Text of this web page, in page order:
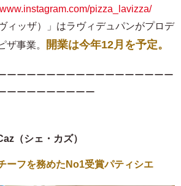
pizza_lavizza/
ィッザ）」はラヴィデュパンがプロデ
ザ事業。
開業は今年12月を予定。
ーーーーーーーーーーーーーーーーー
ーーーーーーーーー
（シェ・カズ）
ーフを務めたNo1受賞パティシエ